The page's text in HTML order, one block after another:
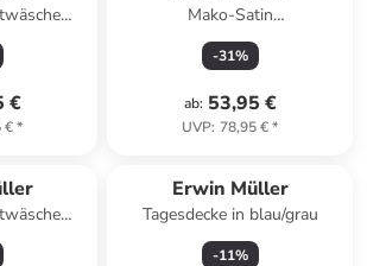
€
€*
Mako-Satin
Wendebettwäsche in blau-
weiß
-31%
ab: 53,95 €
UVP: 78,95 €*
Erwin Müller
Tagesdecke in blau/grau
-11%